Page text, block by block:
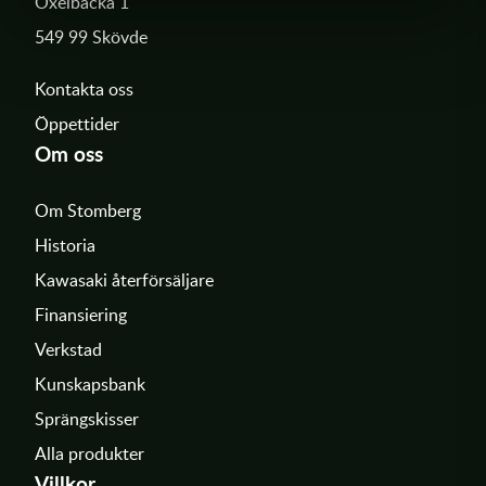
549 99 Skövde
Kontakta oss
Öppettider
Om oss
Om Stomberg
Historia
Kawasaki återförsäljare
Finansiering
Verkstad
Kunskapsbank
Sprängskisser
Alla produkter